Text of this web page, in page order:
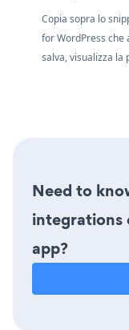
Copia sopra lo
for WordPress che
salva, visualizza la
Need to
integrations
app?